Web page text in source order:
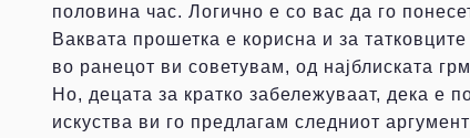
половина час. Логично е со вас да го
Ваквата прошетка е корисна и за
во ранецот ви советувам, од најблиската
Но, децата за кратко забележуваат, дека е
искуства ви го предлагам следниот